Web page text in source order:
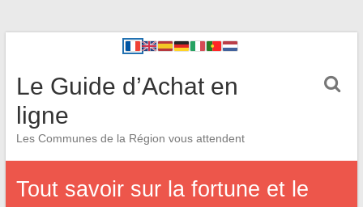
Le Guide d’Achat en
ligne
Les Communes de la Région vous attendent
Tout savoir sur la fortune et le